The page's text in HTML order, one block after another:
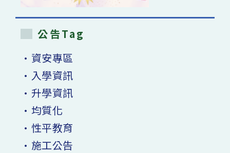
公告Tag
•資安專區
•入學資訊
•升學資訊
•均質化
•性平教育
•施工公告